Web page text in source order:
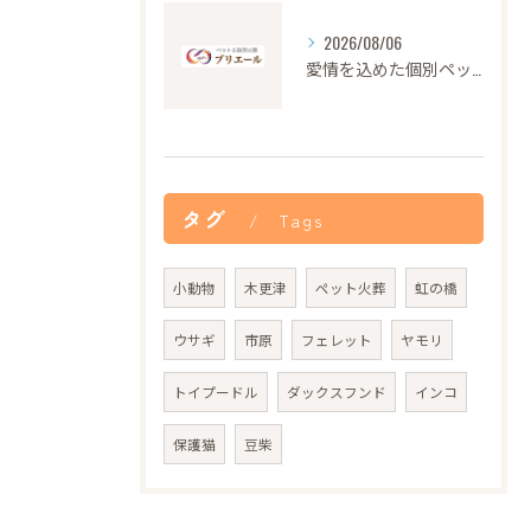
2026/08/06
タグ Tags
小動物 木更津 ペット火葬 虹の橋
ウサギ 市原 フェレット ヤモリ
トイプードル ダックスフンド インコ
保護猫 豆柴